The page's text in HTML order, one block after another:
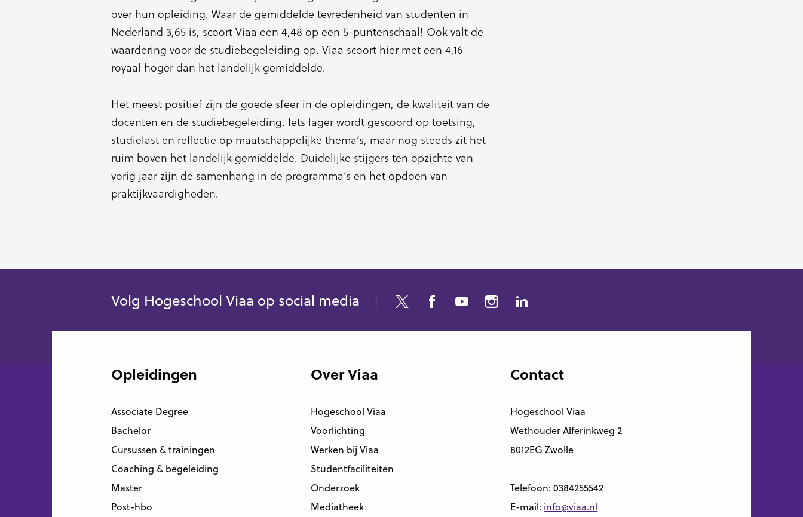
over hun opleiding. Waar de gemiddelde tevredenheid van studenten in
Nederland 3,65 is, scoort Viaa een 4,48 op een 5-puntenschaal! Ook valt de
waardering voor de studiebegeleiding op. Viaa scoort hier met een 4,16
royaal hoger dan het landelijk gemiddelde.
Het meest positief zijn de goede sfeer in de opleidingen, de kwaliteit van de
docenten en de studiebegeleiding. Iets lager wordt gescoord op toetsing,
studielast en reflectie op maatschappelijke thema’s, maar nog steeds zit het
ruim boven het landelijk gemiddelde. Duidelijke stijgers ten opzichte van
vorig jaar zijn de samenhang in de programma’s en het opdoen van
praktijkvaardigheden.
Volg Hogeschool Viaa op social media
Opleidingen
Associate Degree
Bachelor
Cursussen & trainingen
Coaching & begeleiding
Master
Post-hbo
Over Viaa
Hogeschool Viaa
Voorlichting
Werken bij Viaa
Studentfaciliteiten
Onderzoek
Mediatheek
Contact
Hogeschool Viaa
Wethouder Alferinkweg 2
8012EG Zwolle
Telefoon:0384255542
E-mail: info@viaa.nl